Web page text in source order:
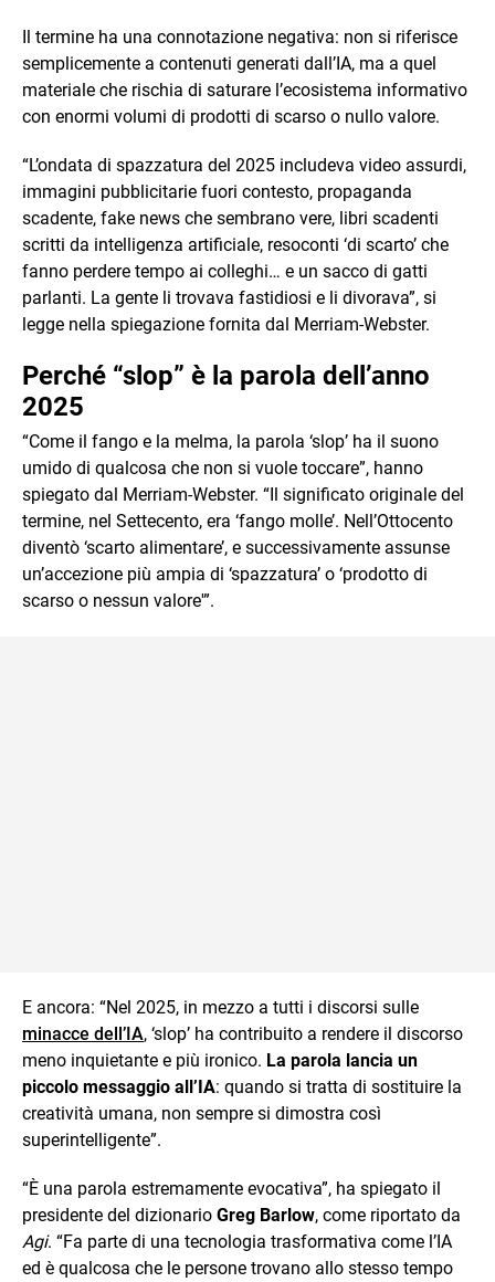
Il termine ha una connotazione negativa: non si riferisce
semplicemente a contenuti generati dall’IA, ma a quel
materiale che rischia di saturare l’ecosistema informativo
con enormi volumi di prodotti di scarso o nullo valore.
“L’ondata di spazzatura del 2025 includeva video assurdi,
immagini pubblicitarie fuori contesto, propaganda
scadente, fake news che sembrano vere, libri scadenti
scritti da intelligenza artificiale, resoconti ‘di scarto’ che
fanno perdere tempo ai colleghi… e un sacco di gatti
parlanti. La gente li trovava fastidiosi e li divorava”, si
legge nella spiegazione fornita dal Merriam-Webster.
Perché “slop” è la parola dell’anno
2025
“Come il fango e la melma, la parola ‘slop’ ha il suono
umido di qualcosa che non si vuole toccare”, hanno
spiegato dal Merriam-Webster. “Il significato originale del
termine, nel Settecento, era ‘fango molle’. Nell’Ottocento
diventò ‘scarto alimentare’, e successivamente assunse
un’accezione più ampia di ‘spazzatura’ o ‘prodotto di
scarso o nessun valore'”.
E ancora: “Nel 2025, in mezzo a tutti i discorsi sulle
minacce dell’IA, ‘slop’ ha contribuito a rendere il discorso
meno inquietante e più ironico. La parola lancia un
piccolo messaggio all’IA: quando si tratta di sostituire la
creatività umana, non sempre si dimostra così
superintelligente”.
“È una parola estremamente evocativa”, ha spiegato il
presidente del dizionario Greg Barlow, come riportato da
Agi. “Fa parte di una tecnologia trasformativa come l’IA
ed è qualcosa che le persone trovano allo stesso tempo